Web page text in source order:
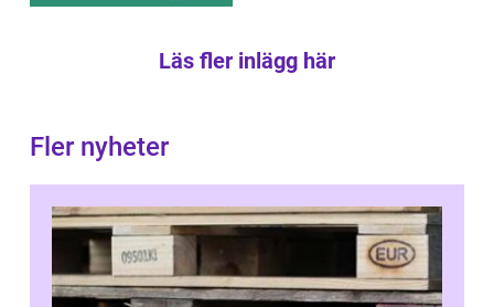
Läs fler inlägg här
Fler nyheter